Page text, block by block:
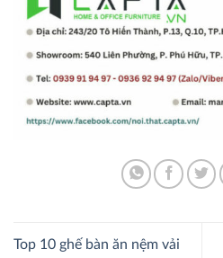
Top 10 ghế bàn ăn nệm vải